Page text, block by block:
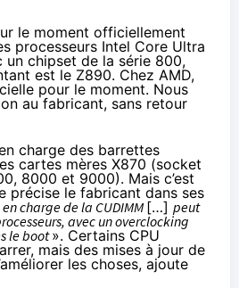
le moment officiellement
processeurs Intel Core Ultra
un chipset de la série 800,
est le Z890. Chez AMD,
pour le moment. Nous
au fabricant, sans retour
charge des barrettes
cartes mères X870 (socket
8000 et 9000). Mais c’est
précise le fabricant dans ses
charge de la CUDIMM[…] peut
avec un overclocking
le boot». Certains CPU
mais des mises à jour de
les choses, ajoute